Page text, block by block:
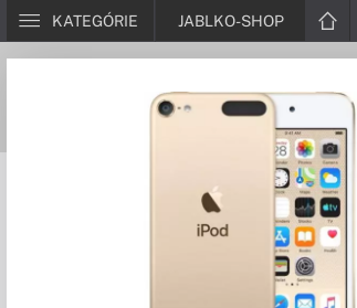
KATEGÓRIE JABLKO-SHOP